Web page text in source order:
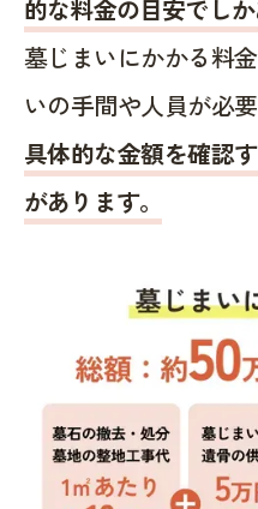
的な料金の目安でしか
墓じまいにかかる料
いの手間や人員が必
具体的な金額を確認
があります。